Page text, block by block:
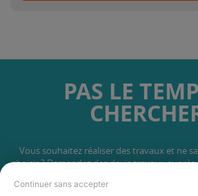
Continuer sans accepter
PAS LE
Vous souhaitez réaliser des travaux et ne
choisir ? Demandez des devis travauxauprès